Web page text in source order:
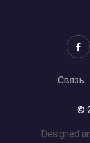
Связь
©
Designed